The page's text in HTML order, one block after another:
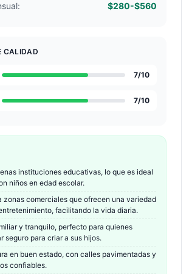
$280-$560
CALIDAD
7/10
7/10
instituciones educativas, lo que es ideal
niños en edad escolar.
zonas comerciales que ofrecen una variedad
facilitando la vida diaria.
y tranquilo, perfecto para quienes
seguro para criar a sus hijos.
en buen estado, con calles pavimentadas y
confiables.